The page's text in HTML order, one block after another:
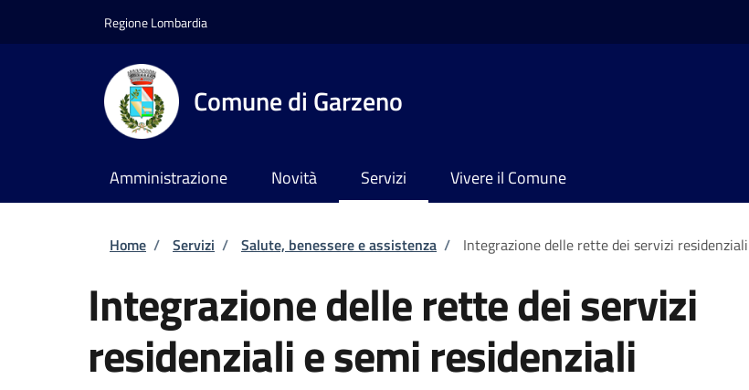
Regione Lombardia
Comune di Garzeno
Amministrazione Novità Servizi Vivere il Comune
Briciole di pane
Home / Servizi / Salute, benessere e assistenza / Integrazione delle rette dei servizi
Integrazione delle rette dei servizi
residenziali e semi residenziali